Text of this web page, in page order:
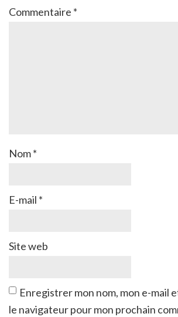
Commentaire *
Nom*
E-mail *
Site web
Enregistrer mon nom, mon e-mail
le navigateur pour mon prochain